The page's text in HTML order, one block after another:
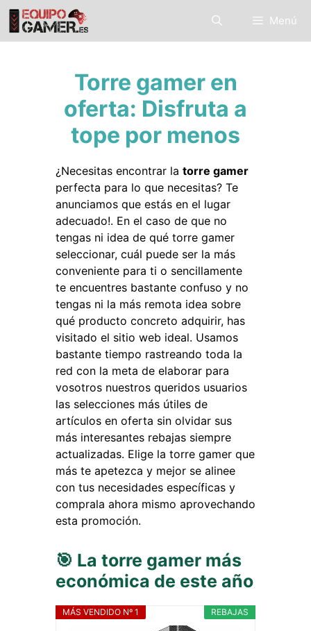
Saltar
contenido
Menú
Torre gamer en
oferta: Disfruta a
tope por menos
¿Necesitas encontrar la torre gamer
perfecta para lo que necesitas? Te
anunciamos que estás en el lugar
adecuado!. En el caso de que no
tengas ni idea de qué torre gamer
seleccionar, cuál puede ser la más
conveniente para ti o sencillamente
te encuentres bastante confuso y no
tengas ni la más remota idea sobre
qué producto concreto adquirir, has
visitado el sitio web ideal. Usamos
bastante tiempo rastreando toda la
red con la meta de elaborar para
vosotros nuestros queridos usuarios
las selecciones más útiles de
artículos en oferta sin olvidar sus
más interesantes rebajas siempre
actualizadas. Elige la torre gamer que
más te apetezca y mejor se alinee
con tus necesidades específicas y
comprala ahora mismo aprovechando
esta promoción.
🎯 La torre gamer más
económica de este año
REBAJAS
MÁS VENDIDO Nº 1